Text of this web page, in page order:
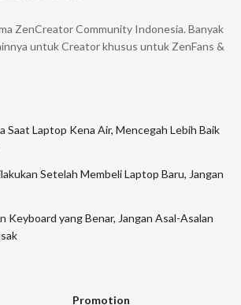
ZenCreator Community Indonesia. Banyak
untuk Creator khusus untuk ZenFans &
Saat Laptop Kena Air, Mencegah Lebih Baik
Setelah Membeli Laptop Baru, Jangan
Keyboard yang Benar, Jangan Asal-Asalan
Promotion